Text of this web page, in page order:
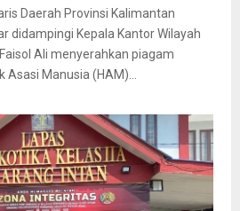
Daerah Provinsi Kalimantan
didampingi Kepala Kantor Wilayah
Ali menyerahkan piagam
Manusia (HAM)...